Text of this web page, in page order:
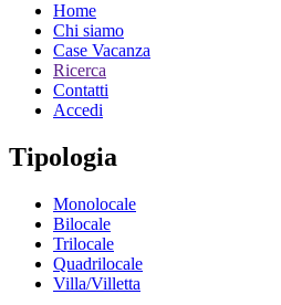
Home
Chi siamo
Case Vacanza
Ricerca
Contatti
Accedi
Tipologia
Monolocale
Bilocale
Trilocale
Quadrilocale
Villa/Villetta